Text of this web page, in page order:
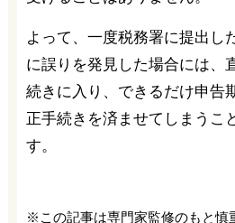
よって、一度税務署に提出し
に誤りを発見した場合には、
続きに入り、できるだけ申告
正手続きを済ませてしまうこ
す。
※この記事は専門家監修のもと慎